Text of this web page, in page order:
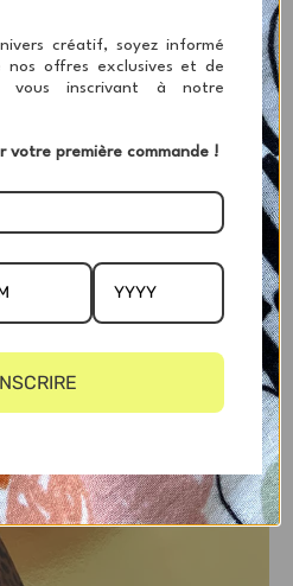
créatif, soyez informé
nos offres exclusives et de
vous inscrivant à notre
votre première commande !